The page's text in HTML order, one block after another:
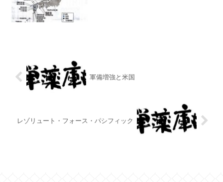
軍備増強と米国
レゾリュート・フォース・パシフィック